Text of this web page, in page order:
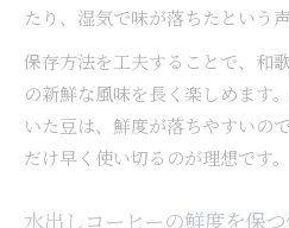
たり、湿気で味が落ちたという
保存方法を工夫することで、和
の新鮮な風味を長く楽しめます
いた豆は、鮮度が落ちやすいの
だけ早く使い切るのが理想です。